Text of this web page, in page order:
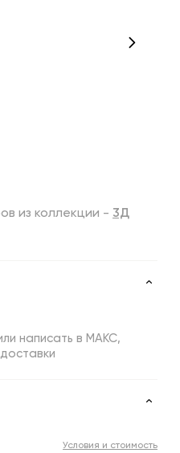
из коллекции - 3Д
написать в МАКС,
Условия и стоимость